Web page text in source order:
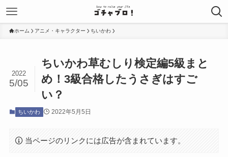
ホーム アニメ・キャラクター ちいかわ
ちいかわ草むしり検定編5級まと
め！3級合格したうさぎはすご
い？
2022
5/05
ちいかわ 2022年5月5日
当ページのリンクには広告が含まれています。